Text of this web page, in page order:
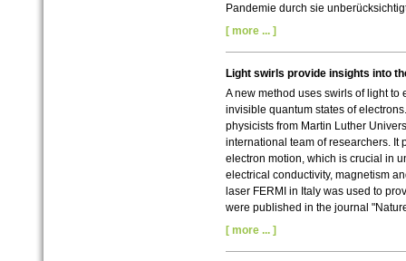
Pandemie durch sie
[ more ... ]
Light swirls provide insights into
A new method uses swirls of light
invisible quantum states of
physicists from Martin Luther
international team of researchers. It
electron motion, which is crucial in
electrical conductivity, magnetism
laser FERMI in Italy was used to
were published in the journal
[ more ... ]